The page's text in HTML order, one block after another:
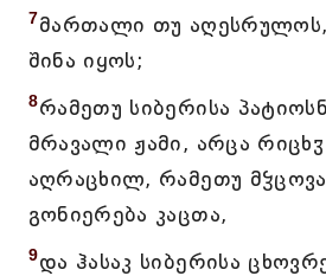
7მართალი თუ აღესრულოს,
შინა იყოს;
8რამეთუ სიბერისა
მრავალი ჟამი, არცა
აღრაცხილ, რამეთუ
გონიერება კაცთა,
9და ჰასაკ სიბერისა